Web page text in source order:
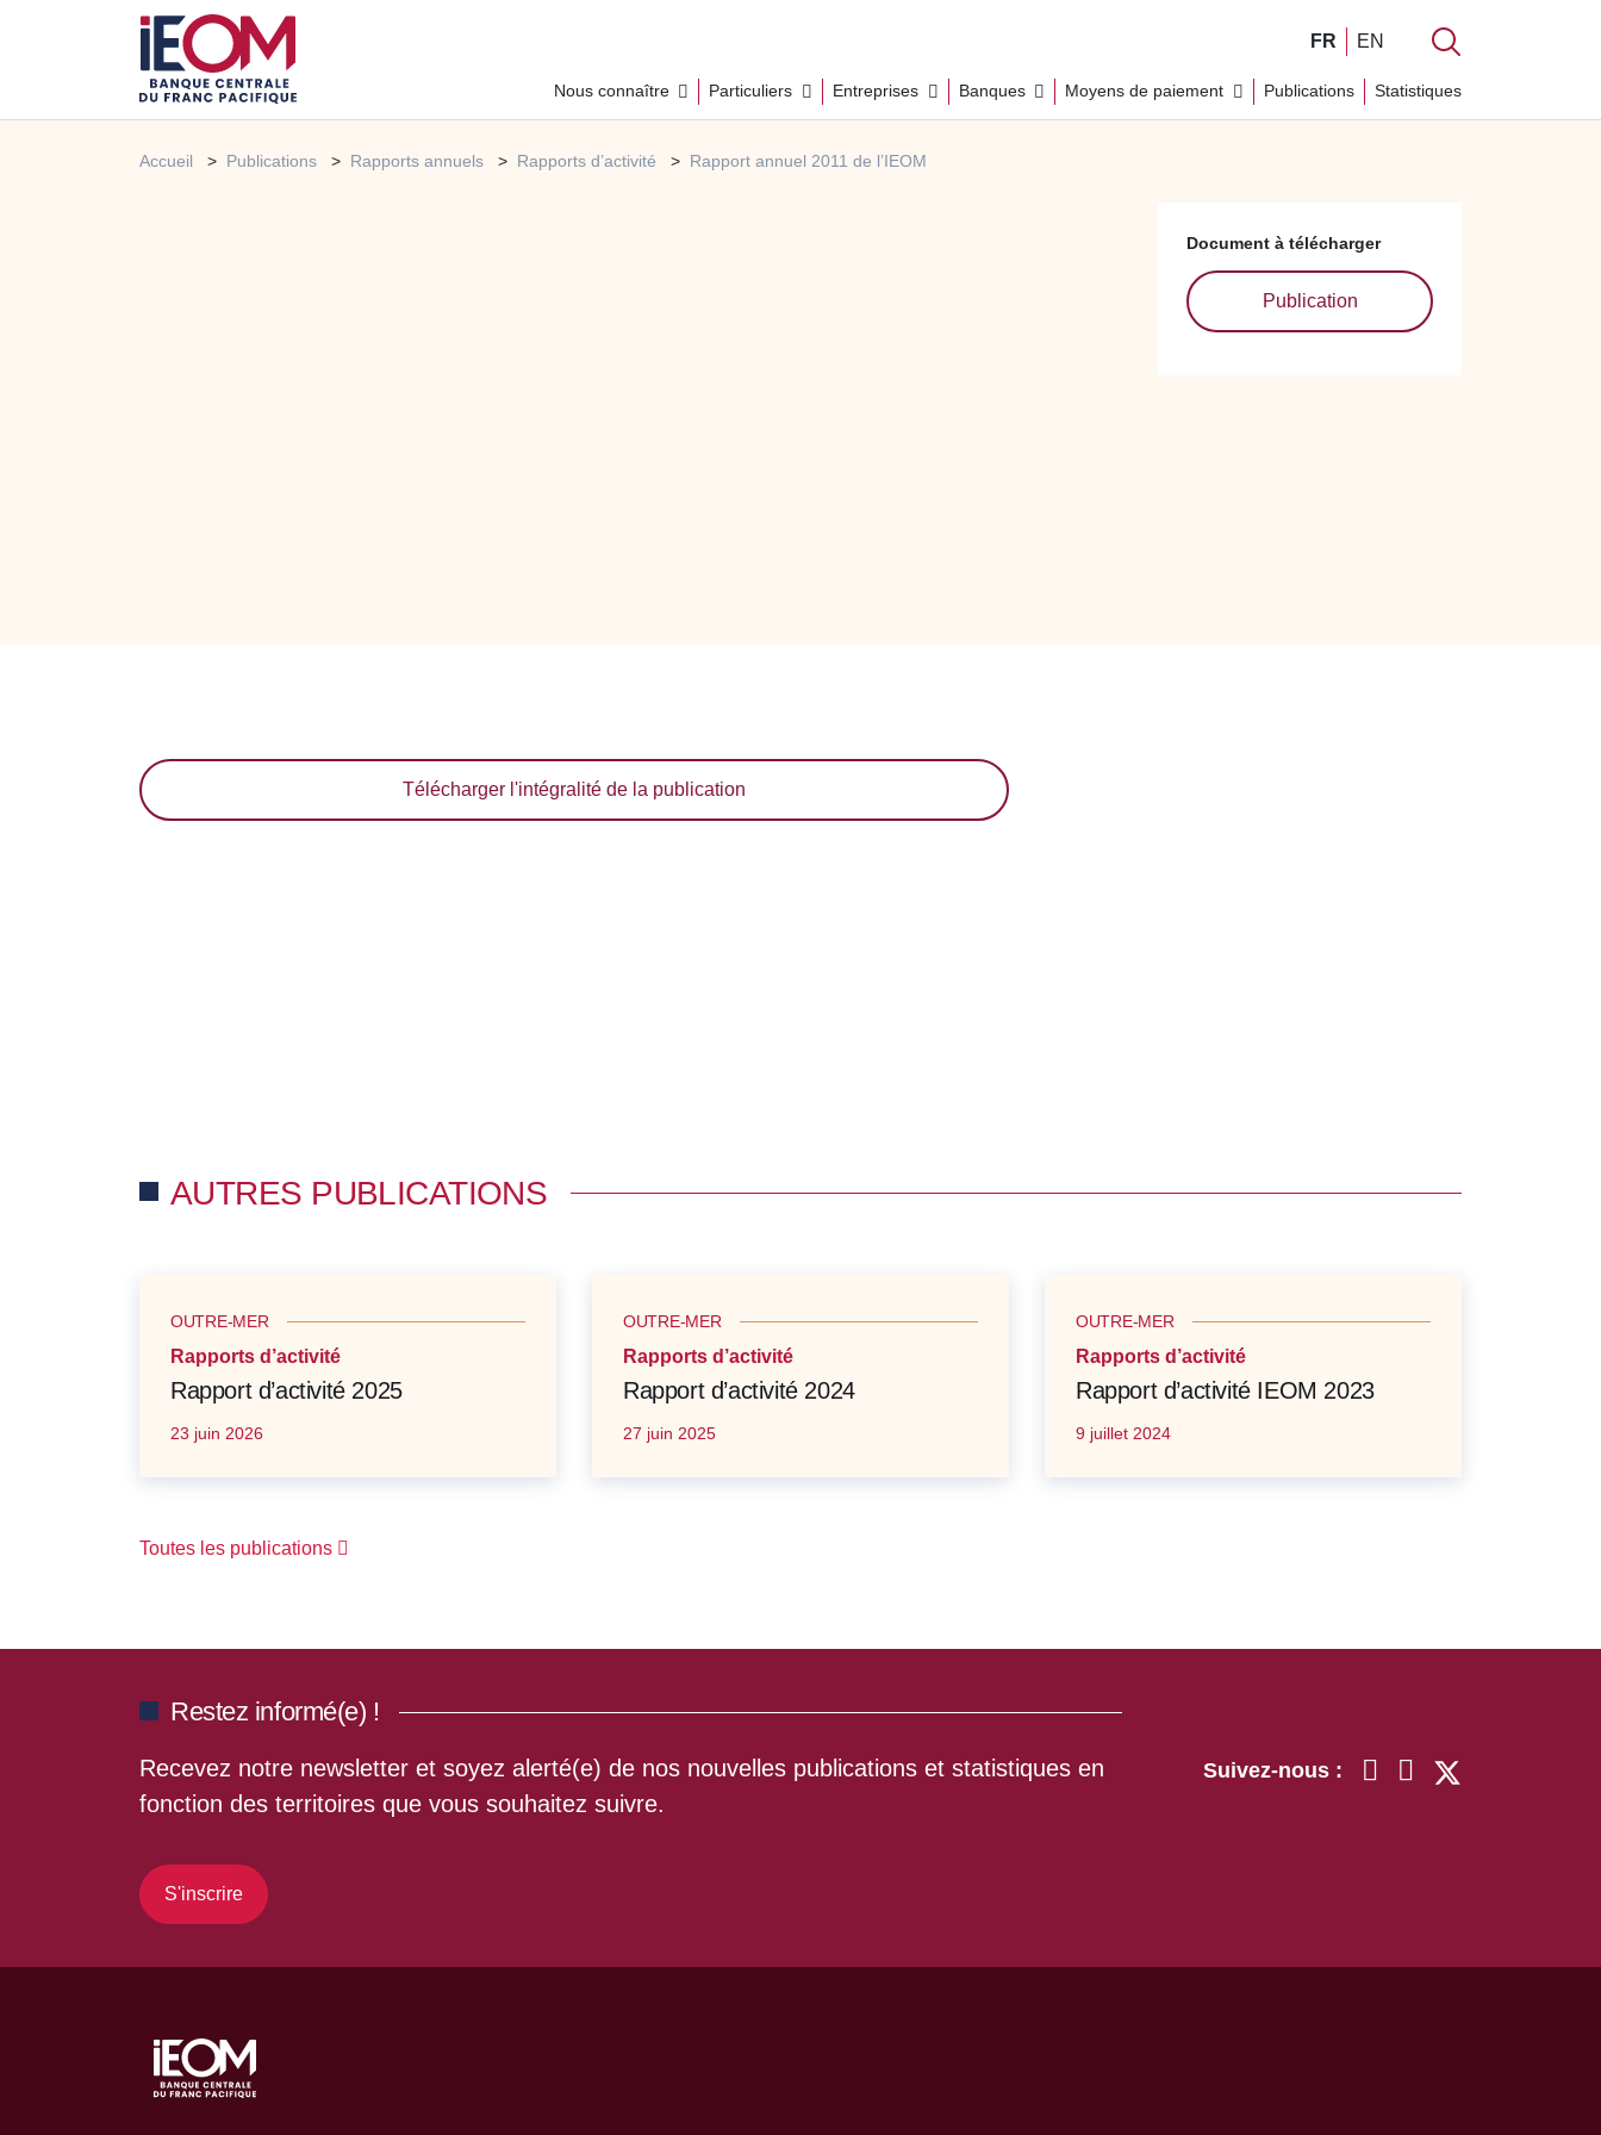
FR EN
Nous connaître Particuliers Entreprises Banques Moyens de paiement Publications Statistiques
Accueil Publications Rapports annuels Rapports d’activité Rapport annuel 2011 de l’IEOM
Document à télécharger
Publication
Télécharger l'intégralité de la publication
AUTRES PUBLICATIONS
OUTRE-MER
Rapports d’activité
Rapport d’activité 2025
23 juin 2026
OUTRE-MER
Rapports d’activité
Rapport d’activité 2024
27 juin 2025
OUTRE-MER
Rapports d’activité
Rapport d’activité IEOM 2023
9 juillet 2024
Toutes les publications
Restez informé(e) !
Recevez notre newsletter et soyez alerté(e) de nos nouvelles publications et statistiques en
fonction des territoires que vous souhaitez suivre.
S'inscrire
Suivez-nous :